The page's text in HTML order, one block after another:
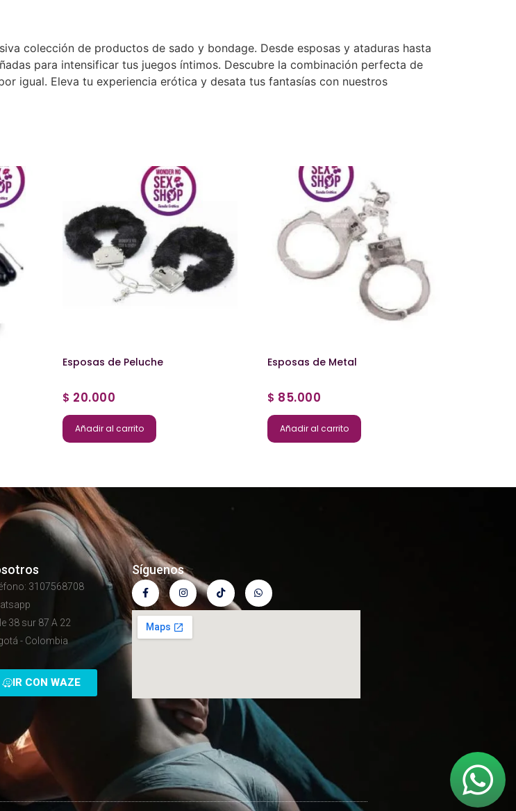
colección de productos de sado y bondage. Desde esposas y ataduras hasta
para intensificar tus juegos íntimos. Descubre la combinación perfecta de
igual. Eleva tu experiencia erótica y desata tus fantasías con nuestros
Esposas de Peluche
$ 20.000
Añadir al carrito
Esposas de Metal
$ 85.000
Añadir al carrito
3107568708
38 sur 87 A 22
- Colombia
IR CON WAZE
Síguenos